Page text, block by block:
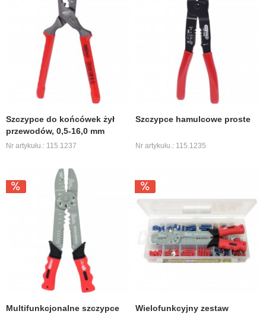
Szczypce do końcówek żył
przewodów, 0,5-16,0 mm
Nr artykułu.: 115.1237
Szczypce hamulcowe proste
Nr artykułu.: 115.1235
Multifunkcjonalne szczypce
Wielofunkcyjny zestaw